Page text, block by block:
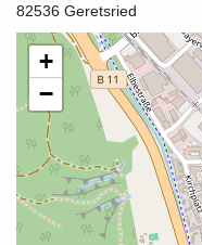
82536 Geretsried
+
−